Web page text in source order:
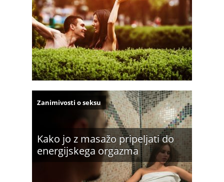
Kako jo z masažo pripeljati do
energijskega orgazma
Zanimivosti o seksu